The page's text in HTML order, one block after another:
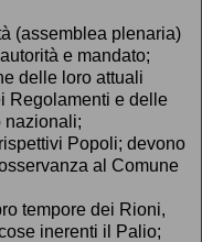
(assemblea plenaria)
e mandato;
delle loro attuali
Regolamenti e delle
nazionali;
Popoli; devono
al Comune
tempore dei Rioni,
inerenti il Palio;